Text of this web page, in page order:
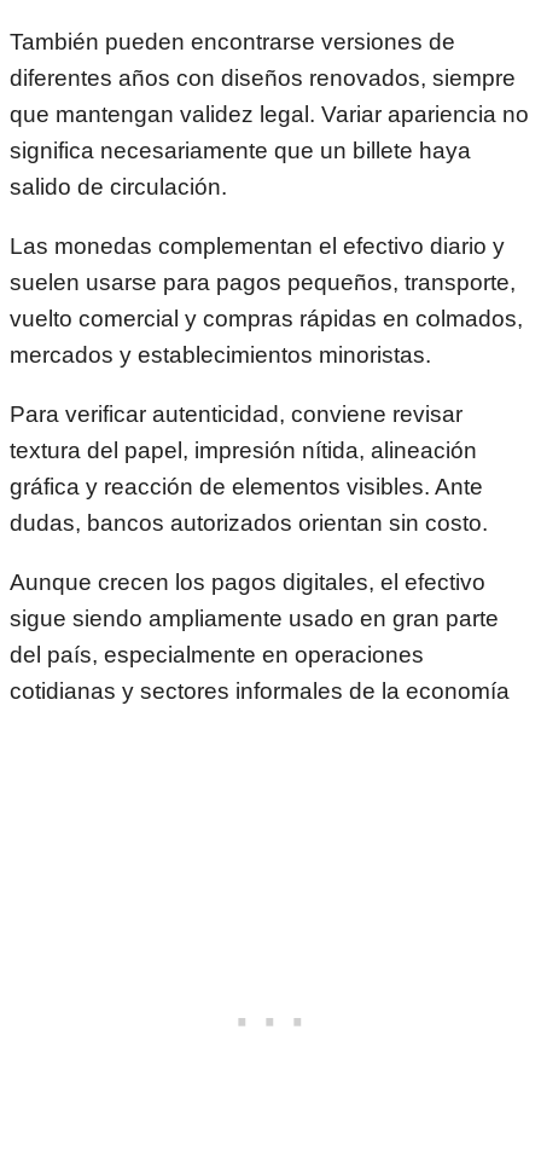
También pueden encontrarse versiones de
diferentes años con diseños renovados, siempre
que mantengan validez legal. Variar apariencia no
significa necesariamente que un billete haya
salido de circulación.
Las monedas complementan el efectivo diario y
suelen usarse para pagos pequeños, transporte,
vuelto comercial y compras rápidas en colmados,
mercados y establecimientos minoristas.
Para verificar autenticidad, conviene revisar
textura del papel, impresión nítida, alineación
gráfica y reacción de elementos visibles. Ante
dudas, bancos autorizados orientan sin costo.
Aunque crecen los pagos digitales, el efectivo
sigue siendo ampliamente usado en gran parte
del país, especialmente en operaciones
cotidianas y sectores informales de la economía